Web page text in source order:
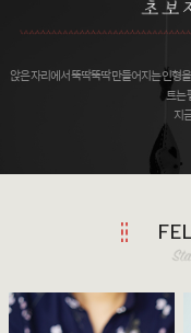
앉은 자리에서 뚝딱뚝딱 만들어지는 인형
트는
지